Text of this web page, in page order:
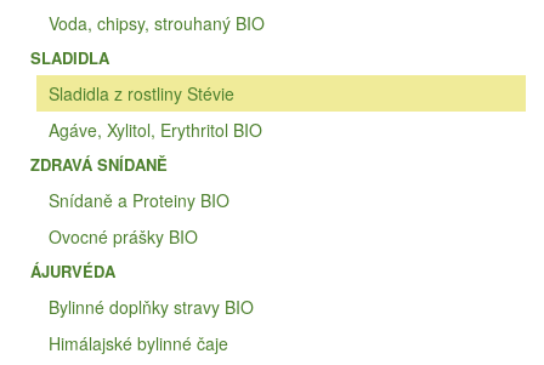
Voda, chipsy, strouhaný BIO
SLADIDLA
Sladidla z rostliny Stévie
Agáve, Xylitol, Erythritol BIO
ZDRAVÁ SNÍDANĚ
Snídaně a Proteiny BIO
Ovocné prášky BIO
ÁJURVÉDA
Bylinné doplňky stravy BIO
Himálajské bylinné čaje